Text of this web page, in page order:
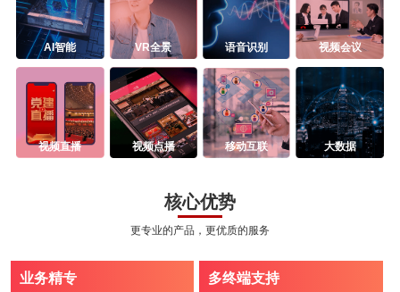
AI智能 VR全景 语音识别 视频会议
视频直播 视频点播 移动互联 大数据
核心优势
更专业的产品，更优质的服务
业务精专 多终端支持